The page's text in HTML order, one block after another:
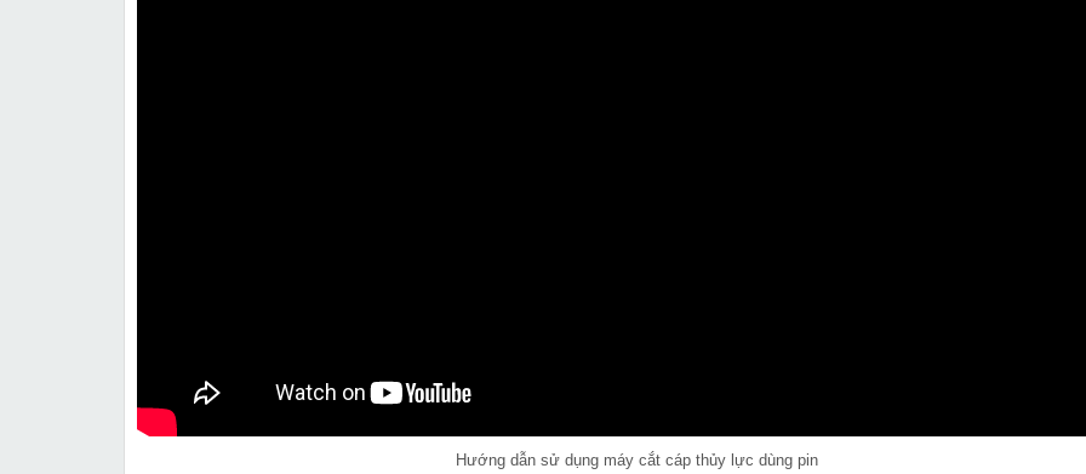
Hướng dẫn sử dụng máy cắt cáp thủy lực dùng pin